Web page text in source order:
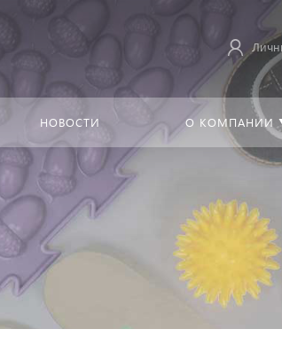
НОВОСТИ О КОМПАНИИ